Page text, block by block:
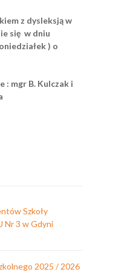
z dysleksją w
się w dniu
) o
: mgr B. Kulczak i
Szkoły
Nr 3 w Gdyni
2025 / 2026